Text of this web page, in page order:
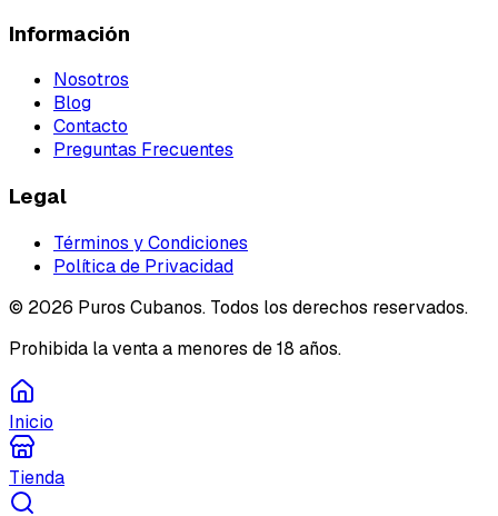
Información
Nosotros
Blog
Contacto
Preguntas Frecuentes
Legal
Términos y Condiciones
Política de Privacidad
© 2026 Puros Cubanos. Todos los derechos reservados.
Prohibida la venta a menores de 18 años.
Inicio
Tienda